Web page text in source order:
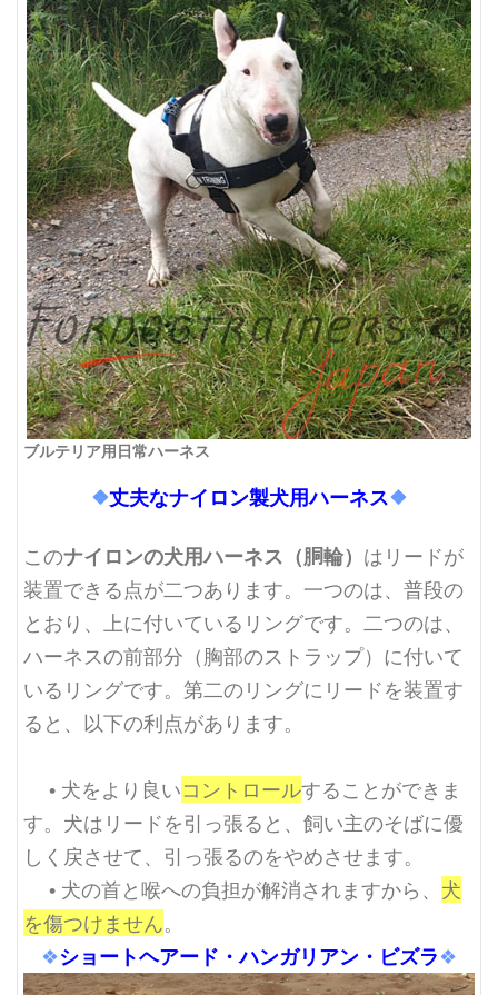
ブルテリア用日常ハーネス
❖丈夫なナイロン製犬用ハーネス❖
このナイロンの犬用ハーネス（胴輪） はリードが
装置できる点が二つあります。一つのは、普段の
とおり、上に付いているリングです。二つのは、
ハーネスの前部分（胸部のストラップ）に付いて
いるリングです。第二のリングにリードを装置す
ると、以下の利点があります。
• 犬をより良いコントロールすることができま
す。犬はリードを引っ張ると、飼い主のそばに優
しく戻させて、引っ張るのをやめさせます。
• 犬の首と喉への負担が解消されますから、 犬
を傷つけません。
❖ショートヘアード・ハンガリアン・ビズラ❖